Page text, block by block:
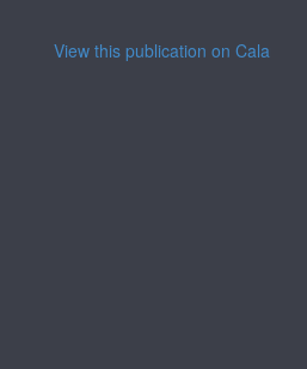
View this publication on Calaméo